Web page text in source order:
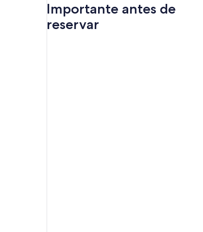
Importante antes de
reservar